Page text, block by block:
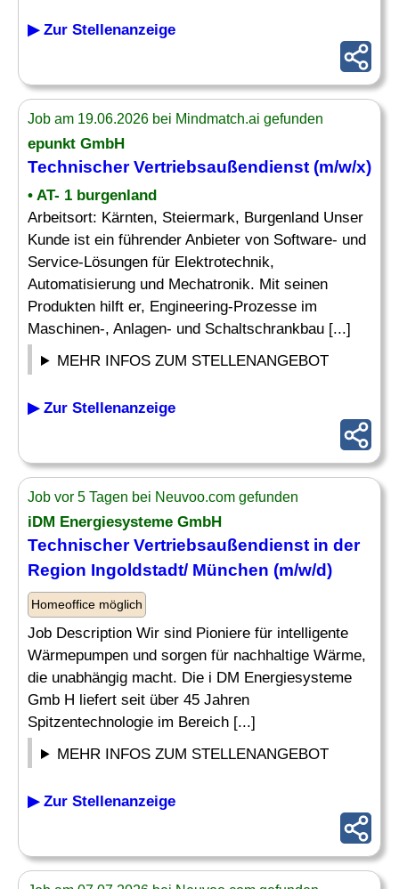
▶ Zur Stellenanzeige
Job am 19.06.2026 bei Mindmatch.ai gefunden
epunkt GmbH
TechnischerVertriebsaußendienst (m/w/x)
• AT- 1 burgenland
Arbeitsort: Kärnten, Steiermark, Burgenland Unser
Kunde ist ein führender Anbieter von Software- und
Service-Lösungen für Elektrotechnik,
Automatisierung und Mechatronik. Mit seinen
Produkten hilft er, Engineering-Prozesse im
Maschinen-, Anlagen- und Schaltschrankbau [...]
MEHR INFOS ZUM STELLENANGEBOT
▶ Zur Stellenanzeige
Job vor 5 Tagen bei Neuvoo.com gefunden
iDM Energiesysteme GmbH
TechnischerVertriebsaußendienst in der
Region Ingoldstadt/ München (m/w/d)
Homeoffice möglich
Job Description Wir sind Pioniere für intelligente
Wärmepumpen und sorgen für nachhaltige Wärme,
die unabhängig macht. Die i DM Energiesysteme
Gmb H liefert seit über 45 Jahren
Spitzentechnologie im Bereich [...]
MEHR INFOS ZUM STELLENANGEBOT
▶ Zur Stellenanzeige